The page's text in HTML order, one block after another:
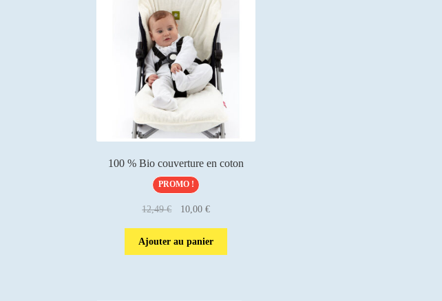
100 % Bio couverture en coton
PROMO !
12,49€
Le
initial
était :
10,00 €Le
actuel
est :
Ajouter au panier